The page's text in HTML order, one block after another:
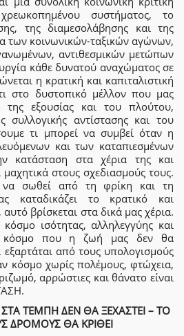
συστήματος, το
της διαμεσολάβησης και της
των κοινωνικών-ταξικών αγώνων,
αντιθεσμικών μετώπων
κάθε δυνατού αναχώματος σε
η κρατική και καπιταλιστική
στο δυστοπικό μέλλον που μας
της εξουσίας και του πλούτου,
συλλογικής αντίστασης και του
τι μπορεί να συμβεί όταν η
και των καταπιεσμένων
κατάσταση στα χέρια της και
μαχητικά στους σχεδιασμούς τους.
να σωθεί από τη φρίκη και τη
καταδικάζει το κρατικό και
βρίσκεται στα δικά μας χέρια.
ισότητας, αλληλεγγύης και
κόσμο που η ζωή μας δεν θα
εξαρτάται από τους υπολογισμούς
κόσμο χωρίς πολέμους, φτώχεια,
αρρώστιες και θάνατο είναι
ΤΕΜΠΗ ΔΕΝ ΘΑ ΞΕΧΑΣΤΕΙ – ΤΟ
ΔΡΟΜΟΥΣ ΘΑ ΚΡΙΘΕΙ